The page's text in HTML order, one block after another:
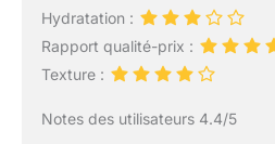
Hydratation :
Rapport qualité-prix :
Texture :
Notes des utilisateurs 4.4/5